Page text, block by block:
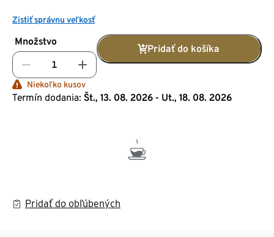
Zistiť správnu veľkosť
Množstvo
Pridať do košíka
Niekoľko kusov
Termín dodania: Št., 13. 08. 2026 - Ut., 18. 08. 2026
Pridať do obľúbených